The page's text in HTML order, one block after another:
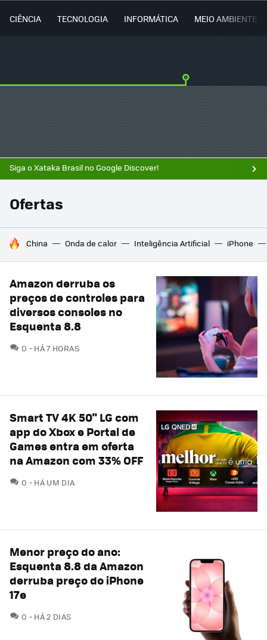
CIÊNCIA TECNOLOGIA INFORMÁTICA MEIO AMBIENTE
Siga o Xataka Brasil no Google Discover!
Ofertas
TENDÊNCIAS DO DIA
China Onda de calor Inteligência Artificial iPhone
Amazon derruba os
preços de controles para
diversos consoles no
Esquenta 8.8
0 COMENTÁRIOS
HÁ 7 HORAS
Smart TV 4K 50" LG com
app do Xbox e Portal de
Games entra em oferta
na Amazon com 33% OFF
0 COMENTÁRIOS
HÁ UM DIA
Menor preço do ano:
Esquenta 8.8 da Amazon
derruba preço do iPhone
17e
0 COMENTÁRIOS
HÁ 2 DIAS